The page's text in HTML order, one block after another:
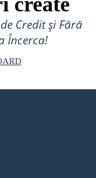
Credit și Fără
Încerca!